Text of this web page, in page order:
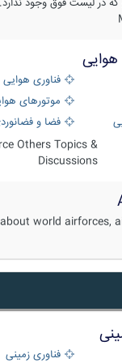
فناوری هوایی
موتورهای
فضا و
Others Topics &
Discussions
world airforces,
فناوری زمینی